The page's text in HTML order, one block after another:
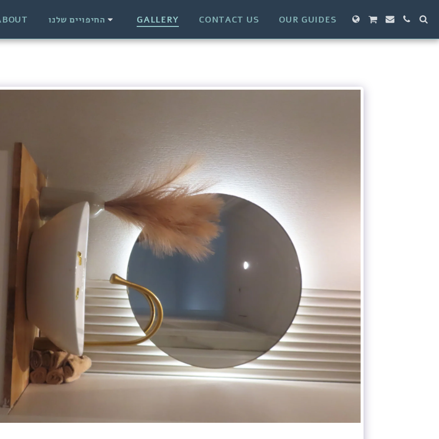
החיפויים שלנו GALLERY CONTACT US OUR GUIDES